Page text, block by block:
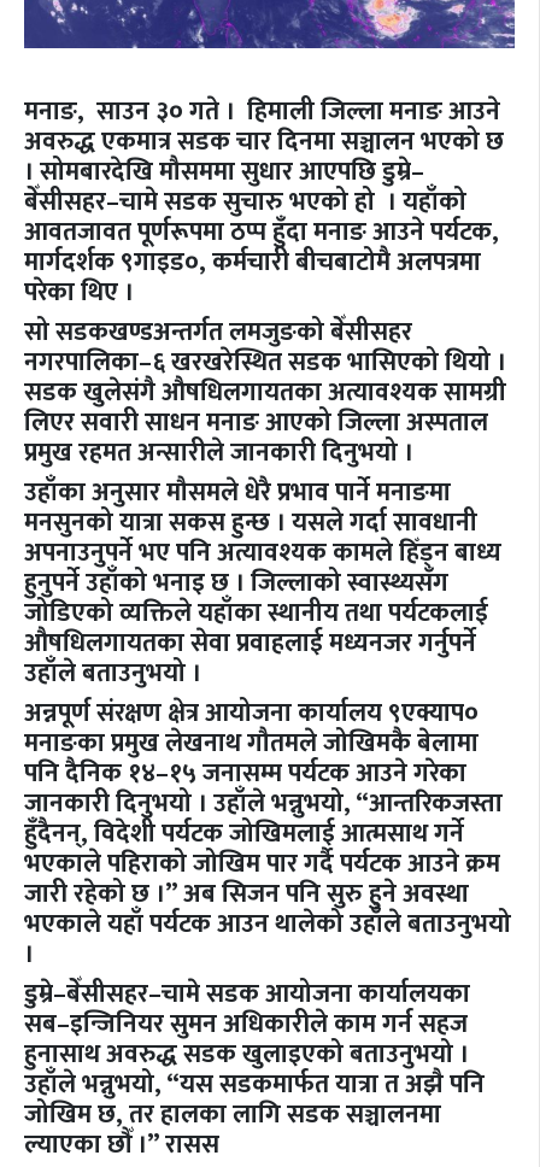
मनाङ, साउन ३० गते । हिमाली जिल्ला मनाङ आउने
अवरुद्ध एकमात्र सडक चार दिनमा सञ्चालन भएको छ
। सोमबारदेखि मौसममा सुधार आएपछि डुम्रे–
बेँसीसहर–चामे सडक सुचारु भएको हो । यहाँको
आवतजावत पूर्णरूपमा ठप्प हुँदा मनाङ आउने पर्यटक,
मार्गदर्शक ९गाइड०, कर्मचारी बीचबाटोमै अलपत्रमा
परेका थिए ।
सो सडकखण्डअन्तर्गत लमजुङको बेँसीसहर
नगरपालिका–६ खरखरेस्थित सडक भासिएको थियो ।
सडक खुलेसंगै औषधिलगायतका अत्यावश्यक सामग्री
लिएर सवारी साधन मनाङ आएको जिल्ला अस्पताल
प्रमुख रहमत अन्सारीले जानकारी दिनुभयो ।
उहाँका अनुसार मौसमले धेरै प्रभाव पार्ने मनाङमा
मनसुनको यात्रा सकस हुन्छ । यसले गर्दा सावधानी
अपनाउनुपर्ने भए पनि अत्यावश्यक कामले हिँड्न बाध्य
हुनुपर्ने उहाँको भनाइ छ । जिल्लाको स्वास्थ्यसँग
जोडिएको व्यक्तिले यहाँका स्थानीय तथा पर्यटकलाई
औषधिलगायतका सेवा प्रवाहलाई मध्यनजर गर्नुपर्ने
उहाँले बताउनुभयो ।
अन्नपूर्ण संरक्षण क्षेत्र आयोजना कार्यालय ९एक्याप०
मनाङका प्रमुख लेखनाथ गौतमले जोखिमकै बेलामा
पनि दैनिक १४–१५ जनासम्म पर्यटक आउने गरेका
जानकारी दिनुभयो । उहाँले भन्नुभयो, “आन्तरिकजस्ता
हुँदैनन्, विदेशी पर्यटक जोखिमलाई आत्मसाथ गर्ने
भएकाले पहिराको जोखिम पार गर्दै पर्यटक आउने क्रम
जारी रहेको छ ।” अब सिजन पनि सुरु हुने अवस्था
भएकाले यहाँ पर्यटक आउन थालेको उहाँले बताउनुभयो
।
डुम्रे–बेँसीसहर–चामे सडक आयोजना कार्यालयका
सब–इन्जिनियर सुमन अधिकारीले काम गर्न सहज
हुनासाथ अवरुद्ध सडक खुलाइएको बताउनुभयो ।
उहाँले भन्नुभयो, “यस सडकमार्फत यात्रा त अझै पनि
जोखिम छ, तर हालका लागि सडक सञ्चालनमा
ल्याएका छौँ ।” रासस